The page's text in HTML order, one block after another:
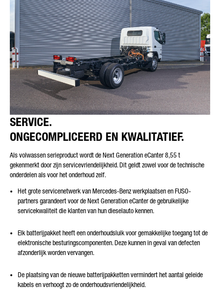
SERVICE.
ONGECOMPLICEERD EN KWALITATIEF.
Als volwassen serieproduct wordt de Next Generation eCanter 8,55 t
gekenmerkt door zijn servicevriendelijkheid. Dit geldt zowel voor de technische
onderdelen als voor het onderhoud zelf.
Het grote servicenetwerk van Mercedes-Benz werkplaatsen en FUSO-
partners garandeert voor de Next Generation eCanter de gebruikelijke
servicekwaliteit die klanten van hun dieselauto kennen.
Elk batterijpakket heeft een onderhoudsluik voor gemakkelijke toegang tot de
elektronische besturingscomponenten. Deze kunnen in geval van defecten
afzonderlijk worden vervangen.
De plaatsing van de nieuwe batterijpakketten vermindert het aantal geleide
kabels en verhoogt zo de onderhoudsvriendelijkheid.